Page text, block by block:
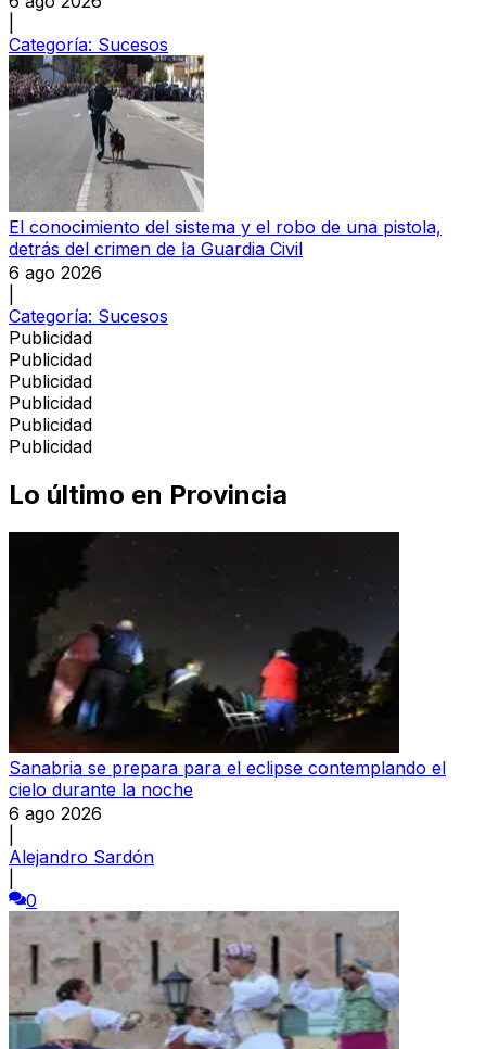
Categoría: Sucesos
El conocimiento del sistema y el robo de una pistola,
detrás del crimen de la Guardia Civil
6 ago 2026
Categoría: Sucesos
Publicidad
Publicidad
Publicidad
Publicidad
Publicidad
Publicidad
Lo último en Provincia
Sanabria se prepara para el eclipse contemplando el
cielo durante la noche
6 ago 2026
Alejandro Sardón
0